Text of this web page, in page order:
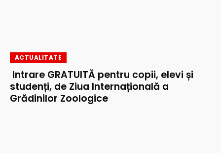
ACTUALITATE
Intrare GRATUITĂ pentru copii, elevi și
studenți, de Ziua Internațională a
Grădinilor Zoologice